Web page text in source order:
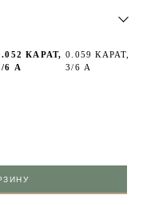
КАРАТ,
6 А
0.059 КАРАТ,
3/6 А